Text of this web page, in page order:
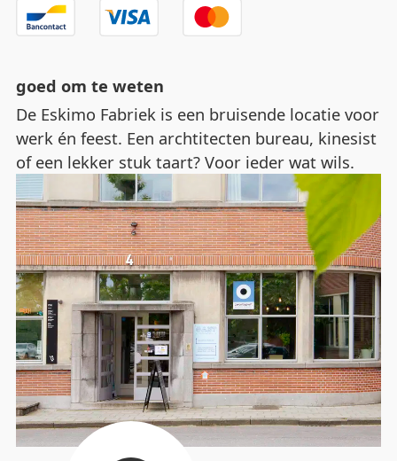
goed om te weten
De Eskimo Fabriek is een bruisende locatie voor
werk én feest. Een archtitecten bureau, kinesist
of een lekker stuk taart? Voor ieder wat wils.